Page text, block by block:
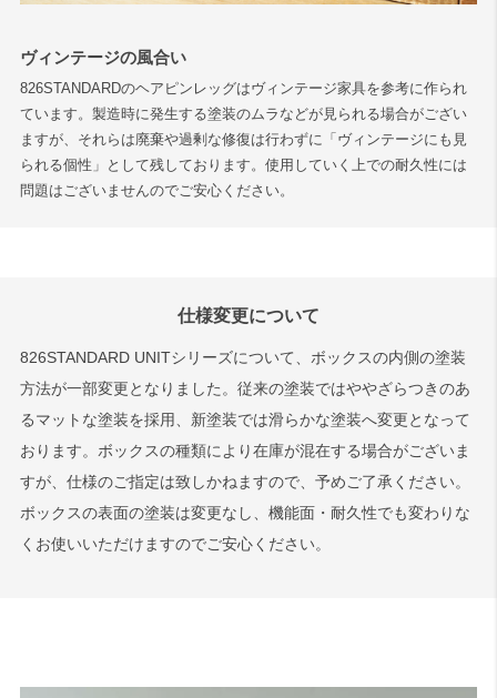
ヴィンテージの風合い
826STANDARDのヘアピンレッグはヴィンテージ家具を参考に作られ
ています。製造時に発生する塗装のムラなどが見られる場合がござい
ますが、それらは廃棄や過剰な修復は行わずに「ヴィンテージにも見
られる個性」として残しております。使用していく上での耐久性には
問題はございませんのでご安心ください。
仕様変更について
826STANDARD UNITシリーズについて、ボックスの内側の塗装
方法が一部変更となりました。従来の塗装ではややざらつきのあ
るマットな塗装を採用、新塗装では滑らかな塗装へ変更となって
おります。ボックスの種類により在庫が混在する場合がございま
すが、仕様のご指定は致しかねますので、予めご了承ください。
ボックスの表面の塗装は変更なし、機能面・耐久性でも変わりな
くお使いいただけますのでご安心ください。